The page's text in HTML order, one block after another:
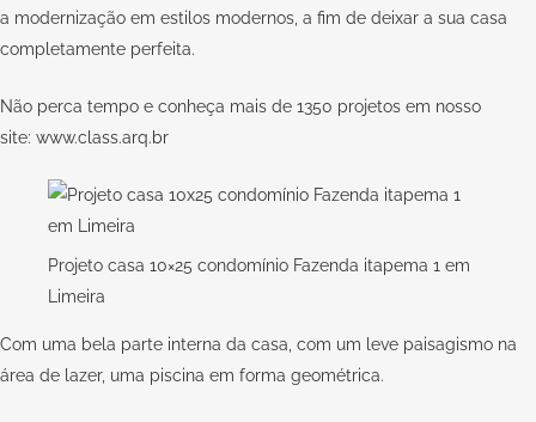
a modernização em estilos modernos, a fim de deixar a sua casa
completamente perfeita.
Não perca tempo e conheça mais de 1350 projetos em nosso
site: www.class.arq.br
Projeto casa 10×25 condomínio Fazenda itapema 1 em
Limeira
Com uma bela parte interna da casa, com um leve paisagismo na
área de lazer, uma piscina em forma geométrica.